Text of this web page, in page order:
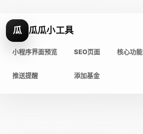
瓜 瓜瓜小工具
小程序界面预览 SEO页面 核心功能
推送提醒 添加基金